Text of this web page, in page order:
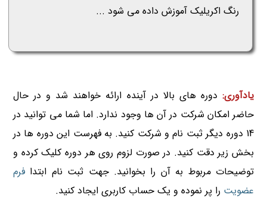
رنگ اکریلیک آموزش داده می شود ...
یادآوری: دوره های بالا در آینده ارائه خواهند شد و در حال
حاضر امکان شرکت در آن ها وجود ندارد. اما شما می توانید در
14 دوره دیگر ثبت نام و شرکت کنید. به فهرست این دوره ها در
بخش زیر دقت کنید. در صورت لزوم روی هر دوره کلیک کرده و
توضیحات مربوط به آن را بخوانید. جهت ثبت نام ابتدا فرم
عضویت را پر نموده و یک حساب کاربری ایجاد کنید.